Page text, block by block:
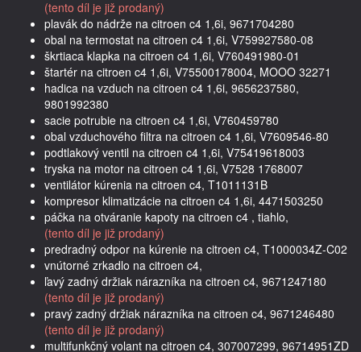
(tento díl je již prodaný)
plavák do nádrže na citroen c4 1,6i, 9671704280
obal na termostat na citroen c4 1,6i, V759927580-08
škrtiaca klapka na citroen c4 1,6i, V760491980-01
štartér na citroen c4 1,6i, V75500178004, MOOO 32271
hadica na vzduch na citroen c4 1,6i, 9656237580,
9801992380
sacie potrubie na citroen c4 1,6i, V760459780
obal vzduchového filtra na citroen c4 1,6i, V7609546-80
podtlakový ventil na citroen c4 1,6i, V75419618003
tryska na motor na citroen c4 1,6i, V7528 1768007
ventilátor kúrenia na citroen c4, T1011131B
kompresor klimatizácie na citroen c4 1,6i, 4471503250
páčka na otváranie kapoty na citroen c4 , tiahlo,
(tento díl je již prodaný)
predradný odpor na kúrenie na citroen c4, T1000034Z-C02
vnútorné zrkadlo na citroen c4,
ľavý zadný držiak nárazníka na citroen c4, 9671247180
(tento díl je již prodaný)
pravý zadný držiak nárazníka na citroen c4, 9671246480
(tento díl je již prodaný)
multifunkčný volant na citroen c4, 307007299, 96714951ZD